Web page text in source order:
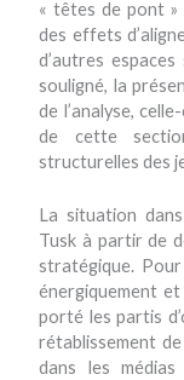
« têtes de pont »
des effets
d’autres
souligné, la
de l’analyse,
de cette
structurelles des
La situation
Tusk à partir de
stratégique.
énergiquement et
porté les partis
rétablissement
dans les